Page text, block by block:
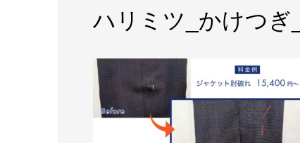
ハリミツ_かけつぎ